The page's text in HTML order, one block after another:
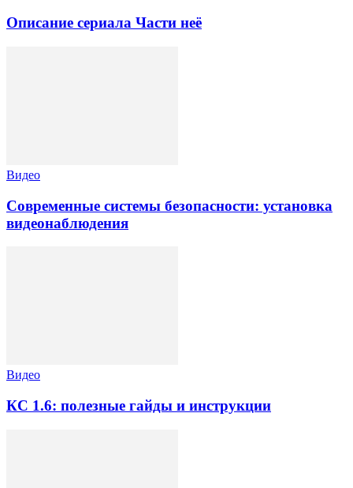
Описание сериала Части неё
Видео
Современные системы безопасности: установка
видеонаблюдения
Видео
КС 1.6: полезные гайды и инструкции